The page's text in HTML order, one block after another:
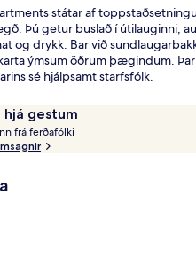
státar af
Þú getur buslað í útilauginni,
og drykk. Bar við
ýmsum öðrum þægindum.
sé hjálpsamt starfsfólk.
hjá gestum
frá ferðafólki